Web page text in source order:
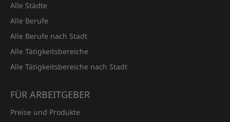
Alle Städte
Alle Berufe
Alle Berufe nach Stadt
Alle Tätigkeitsbereiche
Alle Tätigkeitsbereiche nach Stadt
FÜR ARBEITGEBER
Preise und Produkte